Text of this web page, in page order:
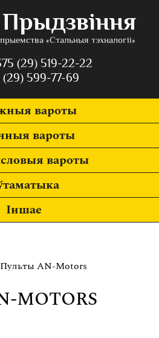
«Стальныя тэхналогіі»
(29) 519-22-22
599-77-69
вароты
вароты
вароты
Іншае
Пульты AN-Motors